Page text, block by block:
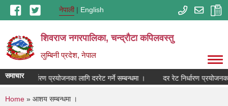
Skip to main contentनेपाली English
शिवराज नगरपालिका, चन्द्राैटा कपिलवस्तु
लुम्बिनी प्रदेश, नेपाल
समाचार
दर रेट निर्धारण प्रयोजनका लागि दररेट गर्ने सम्बन्धमा । दर रेट निर्धारण
You are here
Home » आशय सम्बन्धमा ।